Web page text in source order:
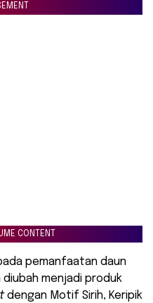
CONTENT
pemanfaatan daun
menjadi produk
dengan Motif Sirih, Keripik